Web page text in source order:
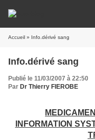
Accueil » Info.dérivé sang
Info.dérivé sang
Publié le 11/03/2007 à 22:50
Par Dr Thierry FIEROBE
INFORMATION